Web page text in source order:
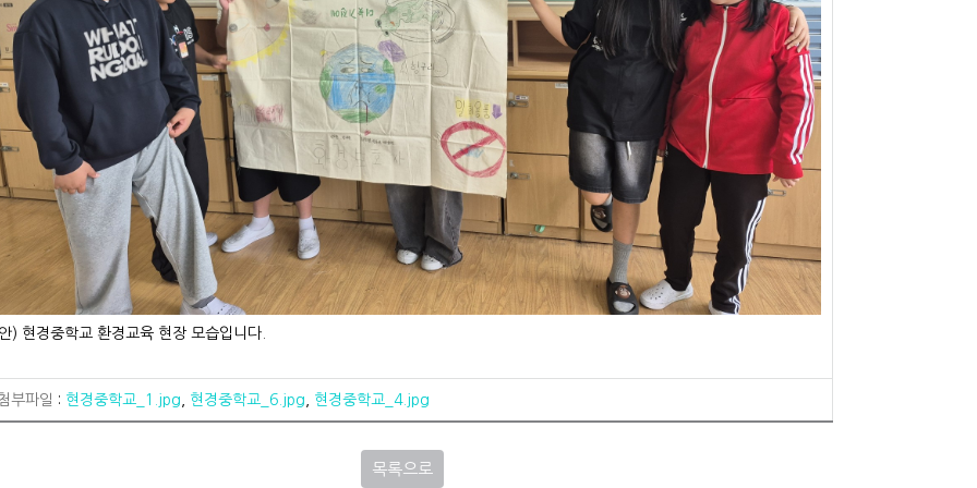
) 현경중학교 환경교육 현장 모습입니다.
부파일 : 현경중학교_1.jpg 현경중학교_6.jpg 현경중학교_4.jpg
목록으로